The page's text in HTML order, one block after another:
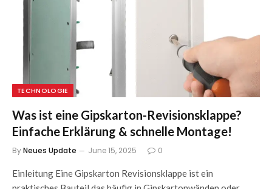
TECHNOLOGIE
Was ist eine Gipskarton-Revisionsklappe?
Einfache Erklärung & schnelle Montage!
ByNeues Update June 15, 2025 0
Einleitung Eine Gipskarton Revisionsklappe ist ein